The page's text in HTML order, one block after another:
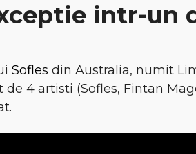
intr-un
Sofles din Australia, numit
4 artisti (Sofles, Fintan